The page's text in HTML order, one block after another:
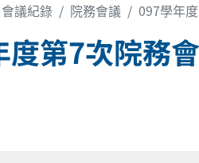
會議紀錄 院務會議 097學年度
第7次院務